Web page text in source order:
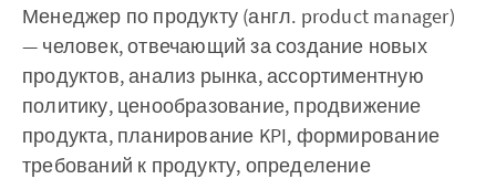
Менеджер по продукту (англ. product manager)
— человек, отвечающий за создание новых
продуктов, анализ рынка, ассортиментную
политику, ценообразование, продвижение
продукта, планирование KPI, формирование
требований к продукту, определение